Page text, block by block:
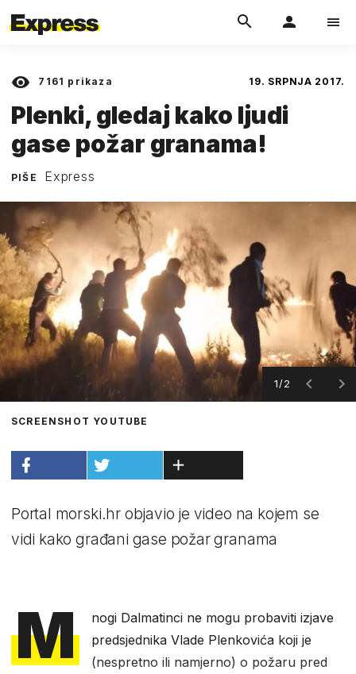
7161 prikaza 19. SRPNJA 2017.
Plenki, gledaj kako ljudi
gase požar granama!
PIŠE Express
1/2
SCREENSHOT YOUTUBE
Portal morski.hr objavio je video na kojem se
vidi kako građani gase požar granama
M
nogi Dalmatinci ne mogu probaviti izjave
predsjednika Vlade Plenkovića koji je
(nespretno ili namjerno) o požaru pred